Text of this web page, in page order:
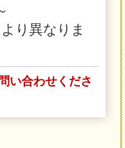
り異なりま
い合わせくださ